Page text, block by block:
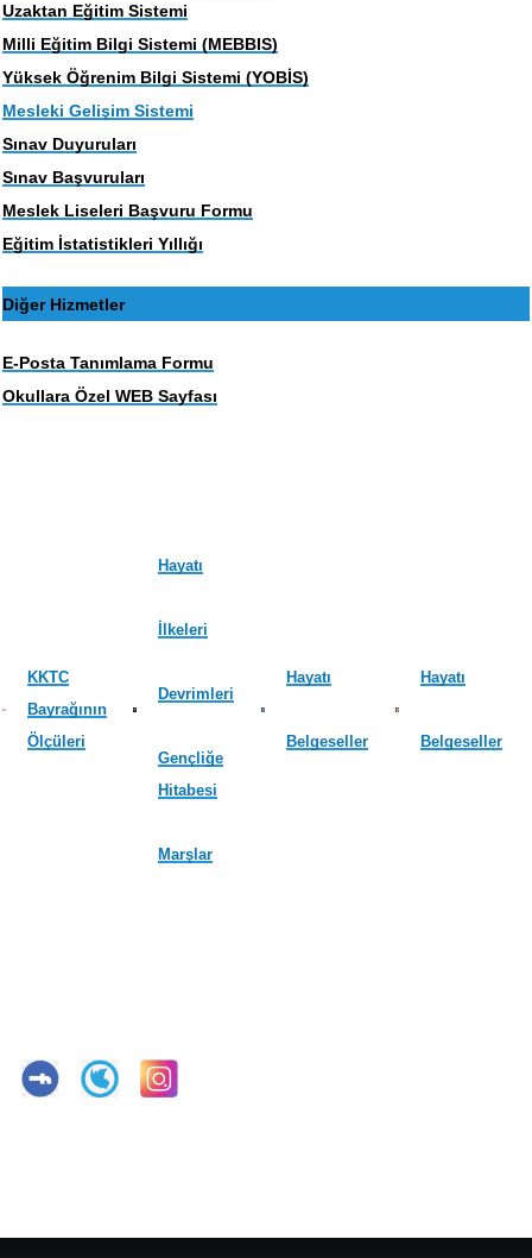
Uzaktan Eğitim Sistemi
Milli Eğitim Bilgi Sistemi (MEBBIS)
Yüksek Öğrenim Bilgi Sistemi (YOBİS)
Mesleki Gelişim Sistemi
Sınav Duyuruları
Sınav Başvuruları
Meslek Liseleri Başvuru Formu
Eğitim İstatistikleri Yıllığı
Diğer Hizmetler
E-Posta Tanımlama Formu
Okullara Özel WEB Sayfası
KKTC
Bayrağının
Ölçüleri
Hayatı
İlkeleri
Devrimleri
Gençliğe
Hitabesi
Marşlar
Hayatı
Belgeseller
Hayatı
Belgeseller